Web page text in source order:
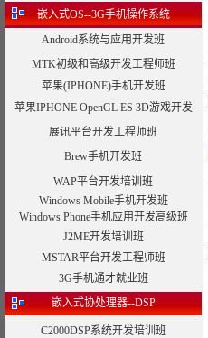
嵌入式OS--3G手机操作系统
Android系统与应用开发班
MTK初级和高级开发工程师班
苹果(IPHONE)手机开发班
苹果IPHONE OpenGL ES 3D游戏开发
展讯平台开发工程师班
Brew手机开发班
WAP平台开发培训班
Windows Mobile手机开发班
Windows Phone手机应用开发高级班
J2ME开发培训班
MSTAR平台开发工程师班
3G手机通才就业班
嵌入式协处理器--DSP
C2000DSP系统开发培训班